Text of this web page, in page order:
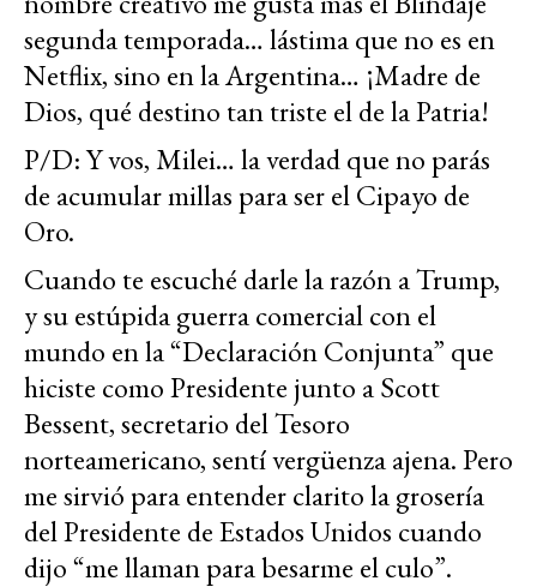
segunda temporada… lástima que no es en
Netflix, sino en la Argentina… ¡Madre de
Dios, qué destino tan triste el de la Patria!
P/D: Y vos, Milei… la verdad que no parás
de acumular millas para ser el Cipayo de
Oro.
Cuando te escuché darle la razón a Trump,
y su estúpida guerra comercial con el
mundo en la “Declaración Conjunta” que
hiciste como Presidente junto a Scott
Bessent, secretario del Tesoro
norteamericano, sentí vergüenza ajena. Pero
me sirvió para entender clarito la grosería
del Presidente de Estados Unidos cuando
dijo “me llaman para besarme el culo”.